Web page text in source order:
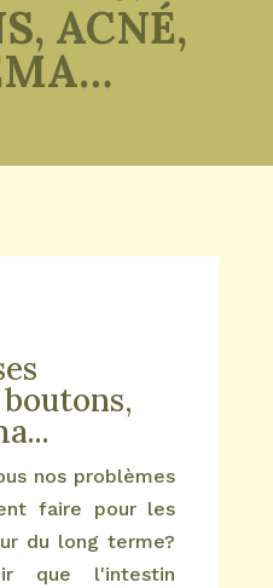
ACNÉ,
nos problèmes
faire pour les
du long terme?
que l'intestin